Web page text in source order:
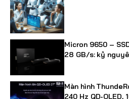
Micron 9650 –
28 GB/s: kỷ
Màn hình
240 Hz QD-OLED,